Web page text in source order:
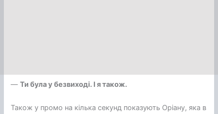
—Ти була у безвиході. І я також.
Також у промо на кілька секунд показують Оріану, яка в